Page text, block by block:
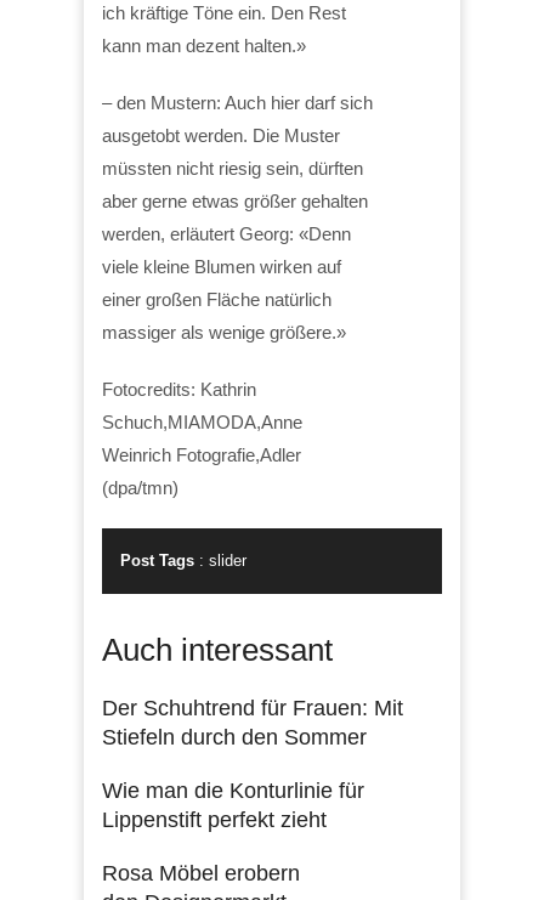
ich kräftige Töne ein. Den Rest
kann man dezent halten.»
– den Mustern: Auch hier darf sich
ausgetobt werden. Die Muster
müssten nicht riesig sein, dürften
aber gerne etwas größer gehalten
werden, erläutert Georg: «Denn
viele kleine Blumen wirken auf
einer großen Fläche natürlich
massiger als wenige größere.»
Fotocredits: Kathrin
Schuch,MIAMODA,Anne
Weinrich Fotografie,Adler
(dpa/tmn)
Post Tags : slider
Auch interessant
Der Schuhtrend für Frauen: Mit
Stiefeln durch den Sommer
Wie man die Konturlinie für
Lippenstift perfekt zieht
Rosa Möbel erobern